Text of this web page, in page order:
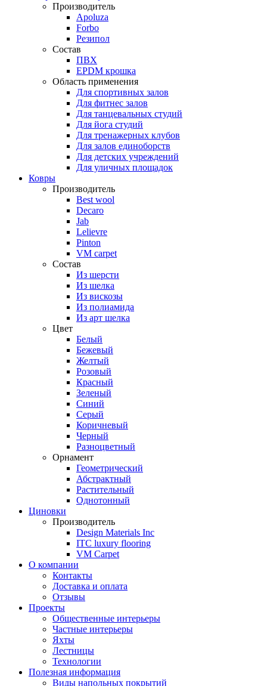
Производитель
Apoluza
Forbo
Резипол
Состав
ПВХ
EPDM крошка
Область применения
Для спортивных залов
Для фитнес залов
Для танцевальных студий
Для йога студий
Для тренажерных клубов
Для залов единоборств
Для детских учреждений
Для уличных площадок
Ковры
Производитель
Best wool
Decaro
Jab
Lelievre
Pinton
VM carpet
Состав
Из шерсти
Из шелка
Из вискозы
Из полиамида
Из арт шелка
Цвет
Белый
Бежевый
Желтый
Розовый
Красный
Зеленый
Синий
Серый
Коричневый
Черный
Разноцветный
Орнамент
Геометрический
Абстрактный
Растительный
Однотонный
Циновки
Производитель
Design Materials Inc
ITC luxury flooring
VM Carpet
О компании
Контакты
Доставка и оплата
Отзывы
Проекты
Общественные интерьеры
Частные интерьеры
Яхты
Лестницы
Технологии
Полезная информация
Виды напольных покрытий